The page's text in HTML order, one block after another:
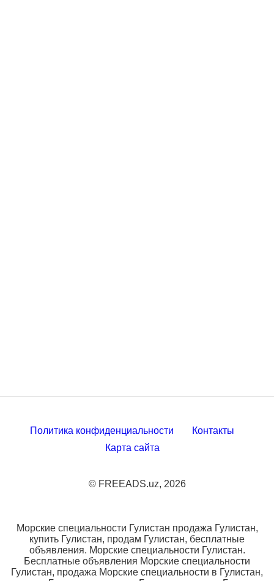
Политика конфиденциальности
Контакты
Карта сайта
© FREEADS.uz, 2026
Морские специальности Гулистан продажа Гулистан,
купить Гулистан, продам Гулистан, бесплатные
объявления. Морские специальности Гулистан.
Бесплатные объявления Морские специальности
Гулистан, продажа Морские специальности в Гулистан,